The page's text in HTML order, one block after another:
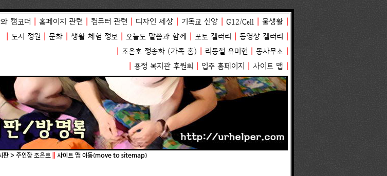
캠코더 홈페이지 관련 컴퓨터 관련 디자인 세상 기독교 신앙 G12/Cell 물생활
도시 정원 문화 생활 체험 정보 오늘도 말씀과 함께 포토 겔러리 동영상 겔러리
조은호 정송화(가족 홈) 리동철 유미현 동사무소
용정 복지관 후원회 입주 홈페이지 사이트 맵
판 > 주인장 조은호 사이트 맵 이동(move to sitemap)